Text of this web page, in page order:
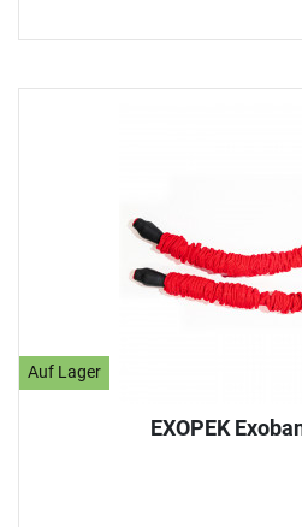
Auf Lager
EXOPEK